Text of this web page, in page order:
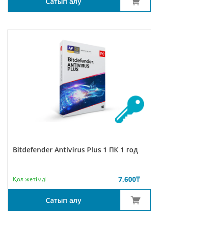
Bitdefender Antivirus Plus 1 ПК 1 год
Қол жетімді 7,600₸
Сатып алу